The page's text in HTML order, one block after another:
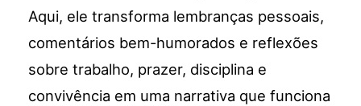
Aqui, ele transforma lembranças pessoais,
comentários bem-humorados e reflexões
sobre trabalho, prazer, disciplina e
convivência em uma narrativa que funciona